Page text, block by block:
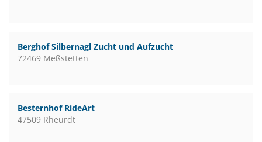
Berghof Silbernagl Zucht und Aufzucht
72469 Meßstetten
Besternhof RideArt
47509 Rheurdt